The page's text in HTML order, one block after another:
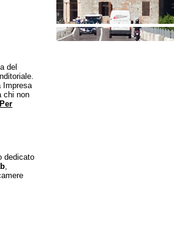
del
Impresa
chi non
Per
dedicato
,